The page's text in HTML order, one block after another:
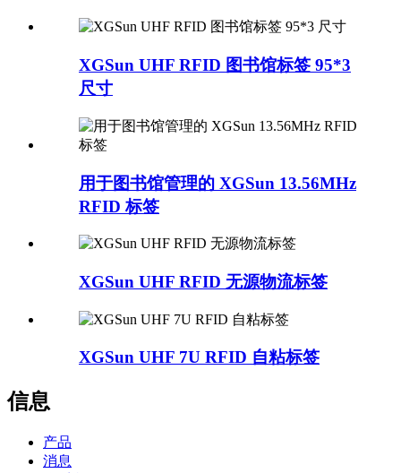
XGSun UHF RFID 图书馆标签 95*3
尺寸
用于图书馆管理的 XGSun 13.56MHz
RFID 标签
XGSun UHF RFID 无源物流标签
XGSun UHF 7U RFID 自粘标签
信息
产品
消息